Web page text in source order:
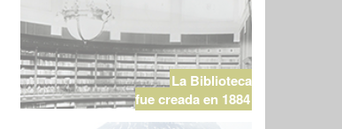
La Biblioteca
fue creada en 1884